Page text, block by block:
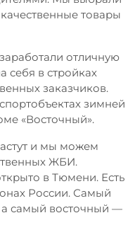
товары
отличную
себя в стройках
заказчиков.
зимней
«Восточный».
и мы можем
ЖБИ.
в Тюмени. Есть
России. Самый
а самый восточный —